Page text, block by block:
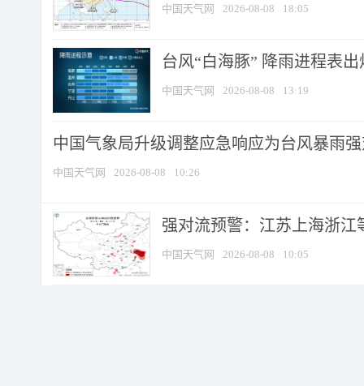
中国天气网 2026-08-08 18:05
台风“白海豚” 降雨进程表
中国天气网 2026-08-08 13:19
中国气象局升级调整应急响应为台风暴雨
中国天气网 2026-08-08 10:26
强对流预警：江苏上海浙江
中国天气网 2026-08-08 10:05